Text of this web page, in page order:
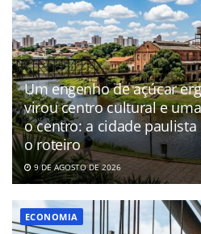
Um engenho de açúcar
virou centro cultural e
o centro: a cidade
o roteiro
9 DE AGOSTO DE 2026
ECONOMIA